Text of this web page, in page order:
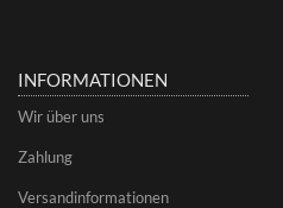
INFORMATIONEN
Wir über uns
Zahlung
Versandinformationen